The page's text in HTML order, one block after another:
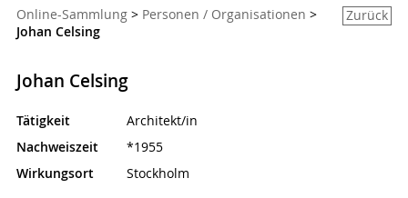
Zurück
Sie sind hier:
Online-Sammlung > Personen / Organisationen >
Johan Celsing
Johan Celsing
Tätigkeit
Architekt/in
Nachweiszeit
*1955
Wirkungsort
Stockholm